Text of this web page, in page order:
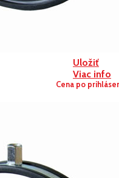
Uložiť
Viac info
Cena po